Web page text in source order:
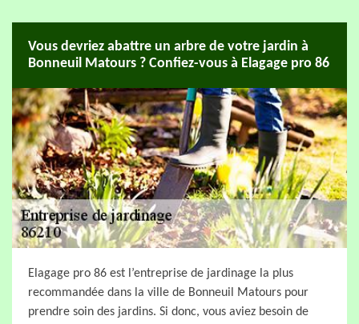
Vous devriez abattre un arbre de votre jardin à
Bonneuil Matours ? Confiez-vous à Elagage pro 86
Elagage pro 86 est l’entreprise de jardinage la plus
recommandée dans la ville de Bonneuil Matours pour
prendre soin des jardins. Si donc, vous aviez besoin de